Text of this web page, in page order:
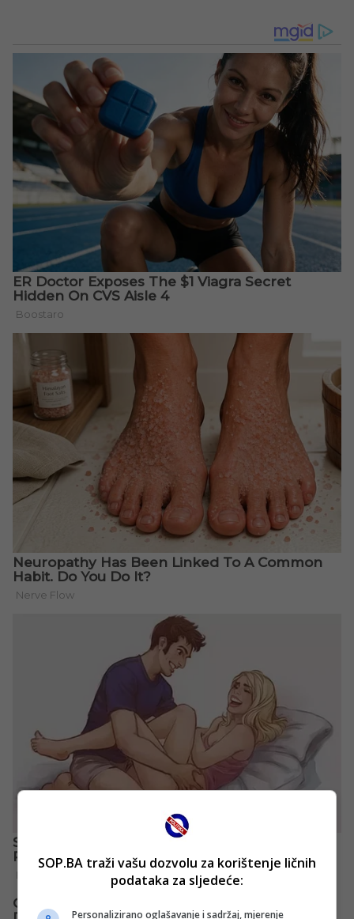
SOP.BA traži vašu dozvolu za korištenje ličnih
podataka za sljedeće:
Personalizirano oglašavanje i sadržaj, mjerenje